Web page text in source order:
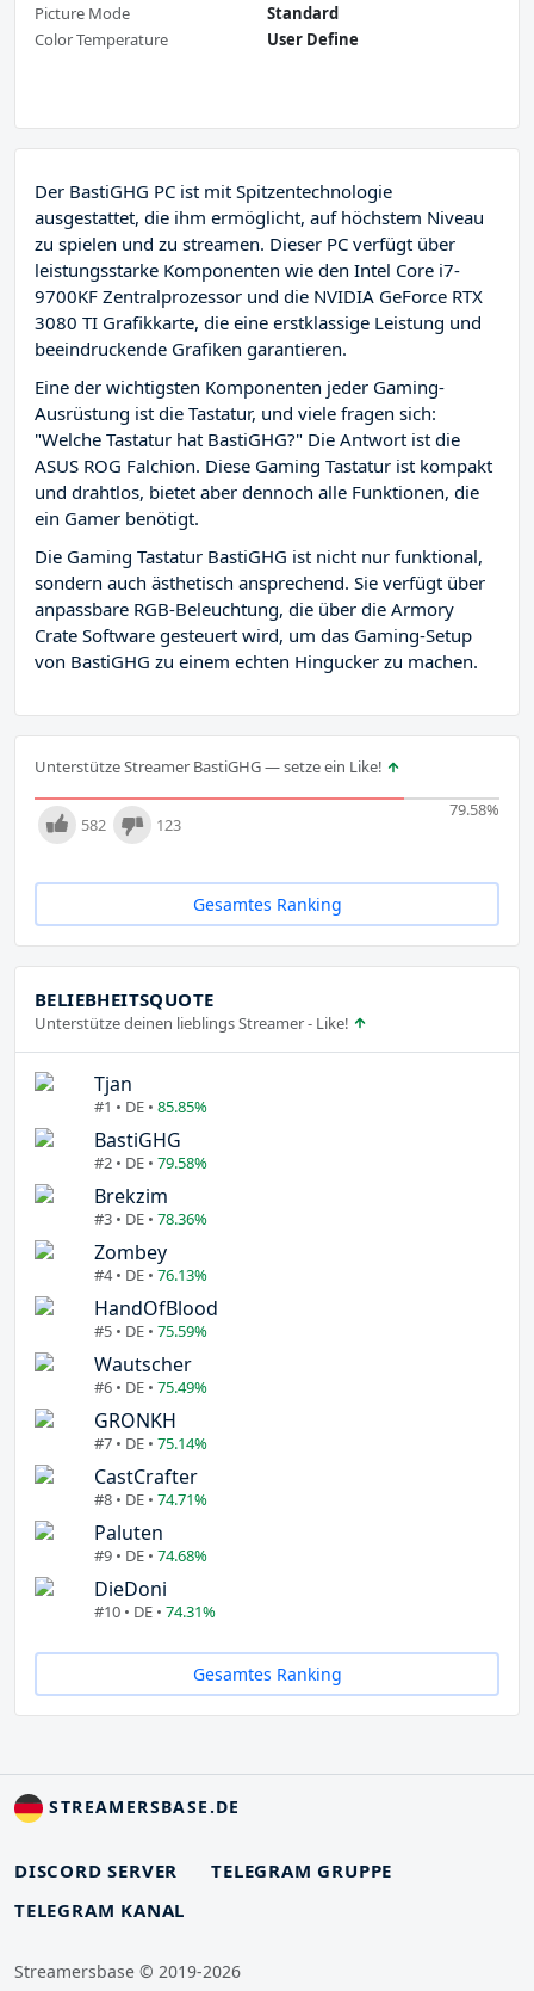
Picture Mode
Standard
Color Temperature
User Define
Der BastiGHG PC ist mit Spitzentechnologie
ausgestattet, die ihm ermöglicht, auf höchstem Niveau
zu spielen und zu streamen. Dieser PC verfügt über
leistungsstarke Komponenten wie den Intel Core i7-
9700KF Zentralprozessor und die NVIDIA GeForce RTX
3080 TI Grafikkarte, die eine erstklassige Leistung und
beeindruckende Grafiken garantieren.
Eine der wichtigsten Komponenten jeder Gaming-
Ausrüstung ist die Tastatur, und viele fragen sich:
"Welche Tastatur hat BastiGHG?" Die Antwort ist die
ASUS ROG Falchion. Diese Gaming Tastatur ist kompakt
und drahtlos, bietet aber dennoch alle Funktionen, die
ein Gamer benötigt.
Die Gaming Tastatur BastiGHG ist nicht nur funktional,
sondern auch ästhetisch ansprechend. Sie verfügt über
anpassbare RGB-Beleuchtung, die über die Armory
Crate Software gesteuert wird, um das Gaming-Setup
von BastiGHG zu einem echten Hingucker zu machen.
Unterstütze Streamer BastiGHG — setze ein Like!
79.58%
582 123
Gesamtes Ranking
BELIEBHEITSQUOTE
Unterstütze deinen lieblings Streamer - Like!
Tjan
#1 • DE • 85.85%
BastiGHG
#2 • DE • 79.58%
Brekzim
#3 • DE • 78.36%
Zombey
#4 • DE • 76.13%
HandOfBlood
#5 • DE • 75.59%
Wautscher
#6 • DE • 75.49%
GRONKH
#7 • DE • 75.14%
CastCrafter
#8 • DE • 74.71%
Paluten
#9 • DE • 74.68%
DieDoni
#10 • DE • 74.31%
Gesamtes Ranking
STREAMERSBASE.DE
DISCORD SERVER
TELEGRAM GRUPPE
TELEGRAM KANAL
Streamersbase © 2019-2026